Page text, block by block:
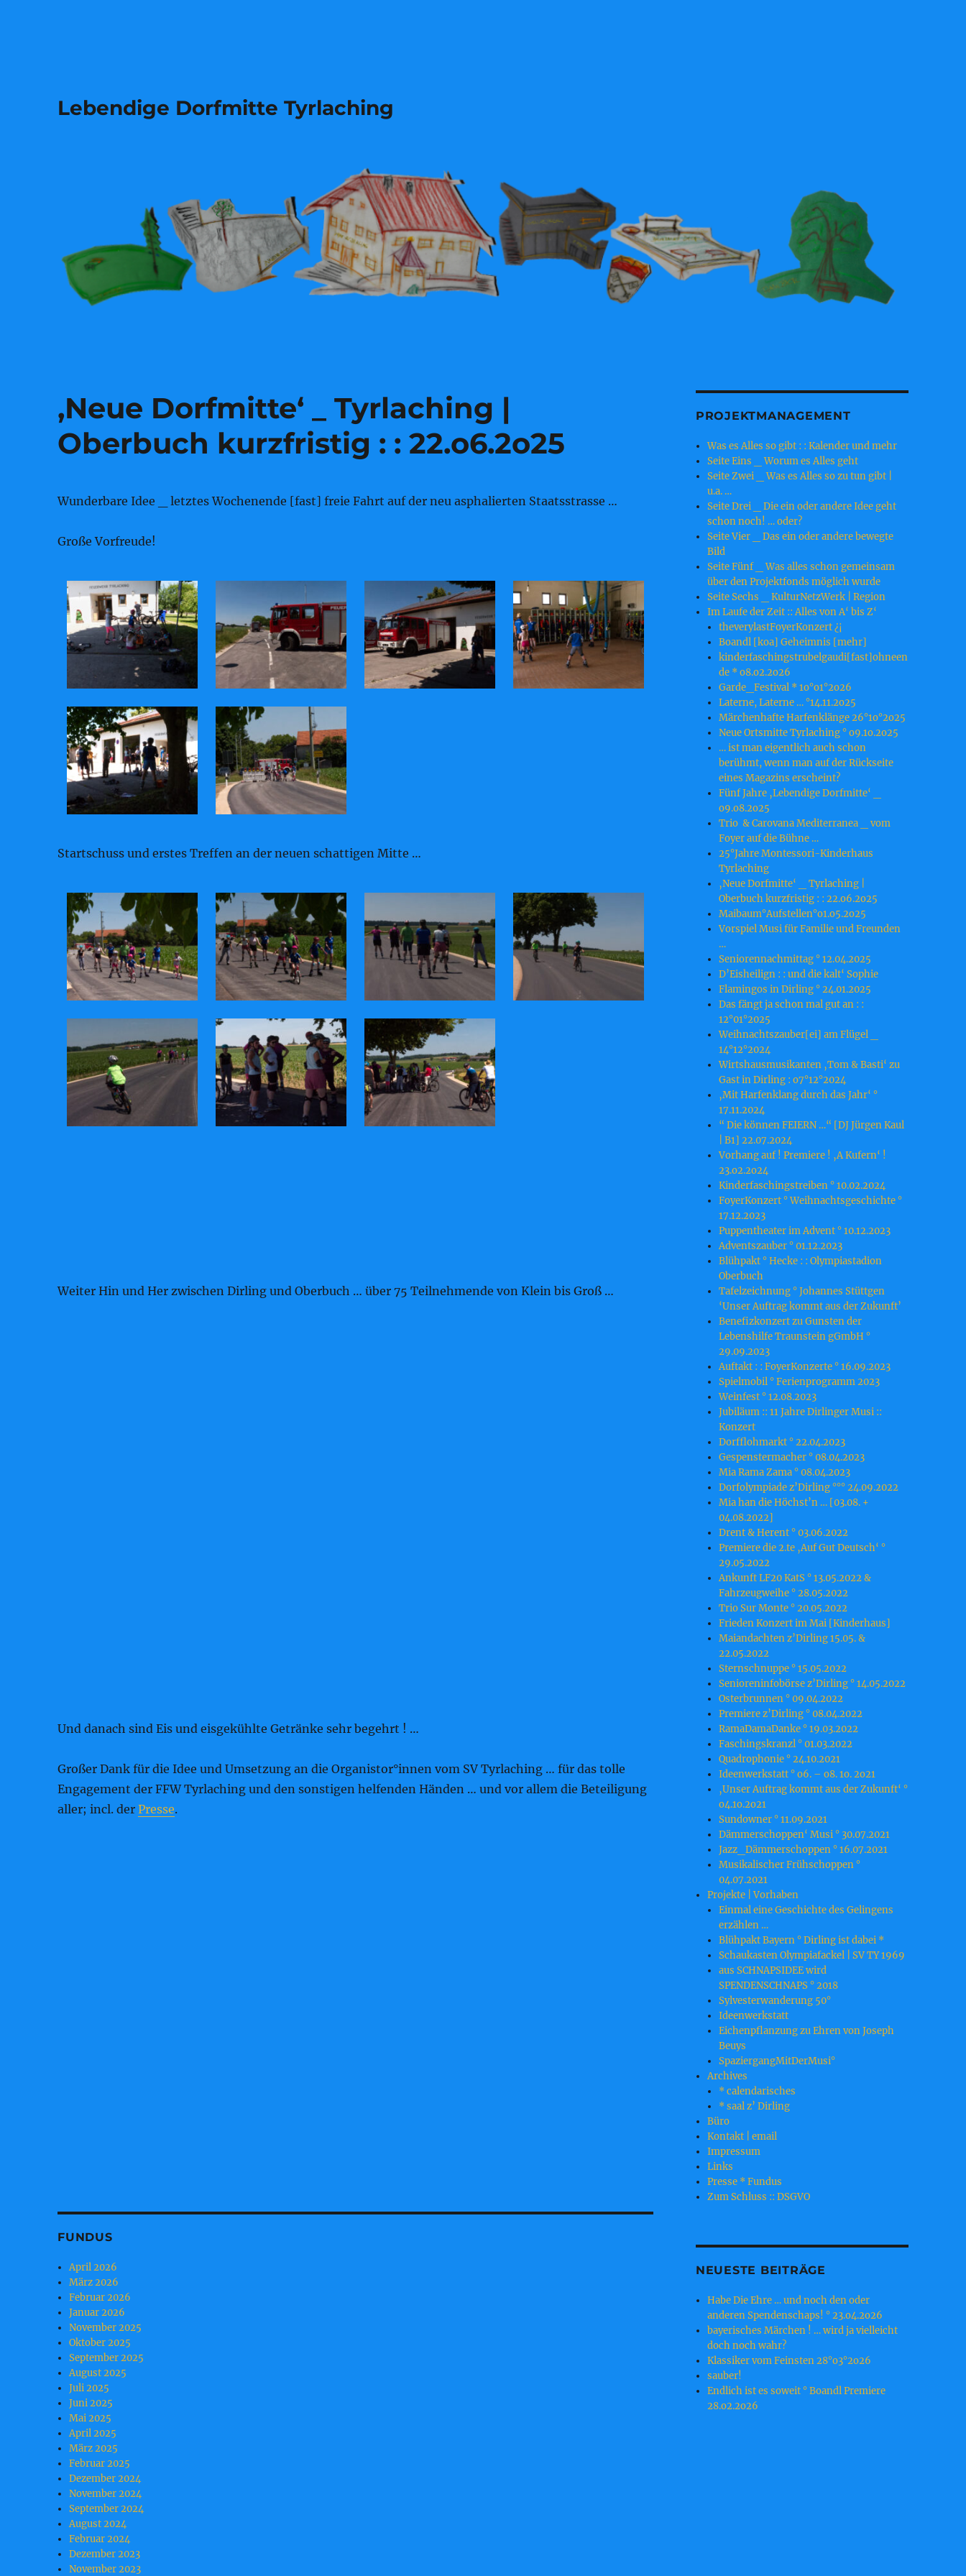
Lebendige Dorfmitte Tyrlaching
‚Neue Dorfmitte‘ _ Tyrlaching |
Oberbuch kurzfristig : : 22.o6.2o25
Wunderbare Idee _ letztes Wochenende [fast] freie Fahrt auf der neu asphalierten Staatsstrasse …
Große Vorfreude!
Startschuss und erstes Treffen an der neuen schattigen Mitte …
Weiter Hin und Her zwischen Dirling und Oberbuch … über 75 Teilnehmende von Klein bis Groß …
Und danach sind Eis und eisgekühlte Getränke sehr begehrt ! …
Großer Dank für die Idee und Umsetzung an die Organistor°innen vom SV Tyrlaching … für das tolle
Engagement der FFW Tyrlaching und den sonstigen helfenden Händen … und vor allem die Beteiligung
aller; incl. derPresse.
FUNDUS
April 2026
März 2026
Februar 2026
Januar 2026
November 2025
Oktober 2025
September 2025
August 2025
Juli 2025
Juni 2025
Mai 2025
April 2025
März 2025
Februar 2025
Dezember 2024
November 2024
September 2024
August 2024
Februar 2024
Dezember 2023
November 2023
PROJEKTMANAGEMENT
Was es Alles so gibt : : Kalender und mehr
Seite Eins _ Worum es Alles geht
Seite Zwei _ Was es Alles so zu tun gibt |
u.a. …
Seite Drei _ Die ein oder andere Idee geht
schon noch! … oder?
Seite Vier _ Das ein oder andere bewegte
Bild
Seite Fünf _ Was alles schon gemeinsam
über den Projektfonds möglich wurde
Seite Sechs _ KulturNetzWerk | Region
Im Laufe der Zeit :: Alles von A‘ bis Z‘
theverylastFoyerKonzert ¿¡
Boandl [koa] Geheimnis [mehr]
kinderfaschingstrubelgaudi[fast]ohneen
de * o8.o2.2o26
Garde_Festival * 1o°o1°2o26
Laterne, Laterne … °14.11.2o25
Märchenhafte Harfenklänge 26°1o°2o25
Neue Ortsmitte Tyrlaching ° o9.1o.2o25
… ist man eigentlich auch schon
berühmt, wenn man auf der Rückseite
eines Magazins erscheint?
Fünf Jahre ‚Lebendige Dorfmitte‘ _
o9.o8.2o25
Trio & Carovana Mediterranea _ vom
Foyer auf die Bühne …
25°Jahre Montessori-Kinderhaus
Tyrlaching
‚Neue Dorfmitte‘ _ Tyrlaching |
Oberbuch kurzfristig : : 22.o6.2o25
Maibaum°Aufstellen°o1.o5.2o25
Vorspiel Musi für Familie und Freunden
…
Seniorennachmittag ° 12.04.2025
D’Eisheilign : : und die kalt‘ Sophie
Flamingos in Dirling ° 24.01.2025
Das fängt ja schon mal gut an : :
12°01°2025
Weihnachtszauber[ei] am Flügel _
14°12°2024
Wirtshausmusikanten ‚Tom & Basti‘ zu
Gast in Dirling : o7°12°2024
‚Mit Harfenklang durch das Jahr‘ °
17.11.2024
“ Die können FEIERN …“ [DJ Jürgen Kaul
| B1] 22.07.2024
Vorhang auf ! Premiere ! ‚A Kufern‘ !
23.o2.2o24
Kinderfaschingstreiben ° 10.02.2024
FoyerKonzert ° Weihnachtsgeschichte °
17.12.2023
Puppentheater im Advent ° 10.12.2023
Adventszauber ° 01.12.2023
Blühpakt ° Hecke : : Olympiastadion
Oberbuch
Tafelzeichnung ° Johannes Stüttgen
‘Unser Auftrag kommt aus der Zukunft’
Benefizkonzert zu Gunsten der
Lebenshilfe Traunstein gGmbH °
29.09.2023
Auftakt : : FoyerKonzerte ° 16.09.2023
Spielmobil ° Ferienprogramm 2023
Weinfest ° 12.08.2023
Jubiläum :: 11 Jahre Dirlinger Musi ::
Konzert
Dorfflohmarkt ° 22.04.2023
Gespenstermacher ° 08.04.2023
Mia Rama Zama ° 08.04.2023
Dorfolympiade z’Dirling °°° 24.09.2022
Mia han die Höchst’n … [03.08. +
04.08.2022]
Drent & Herent ° 03.06.2022
Premiere die 2.te ‚Auf Gut Deutsch‘ °
29.05.2022
Ankunft LF20 KatS ° 13.05.2022 &
Fahrzeugweihe ° 28.05.2022
Trio Sur Monte ° 20.05.2022
Frieden Konzert im Mai [Kinderhaus]
Maiandachten z’Dirling 15.05. &
22.05.2022
Sternschnuppe ° 15.05.2022
Senioreninfobörse z’Dirling ° 14.05.2022
Osterbrunnen ° 09.04.2022
Premiere z’Dirling ° 08.04.2022
RamaDamaDanke ° 19.03.2022
Faschingskranzl ° 01.03.2022
Quadrophonie ° 24.10.2021
Ideenwerkstatt ° o6. – o8. 1o. 2o21
‚Unser Auftrag kommt aus der Zukunft‘ °
o4.1o.2o21
Sundowner ° 11.09.2021
Dämmerschoppen‘ Musi ° 30.07.2021
Jazz_Dämmerschoppen ° 16.07.2021
Musikalischer Frühschoppen °
04.07.2021
Projekte | Vorhaben
Einmal eine Geschichte des Gelingens
erzählen …
Blühpakt Bayern ° Dirling ist dabei *
Schaukasten Olympiafackel | SV TY 1969
aus SCHNAPSIDEE wird
SPENDENSCHNAPS ° 2018
Sylvesterwanderung 50°
Ideenwerkstatt
Eichenpflanzung zu Ehren von Joseph
Beuys
SpaziergangMitDerMusi°
Archives
* calendarisches
* saal z’ Dirling
Büro
Kontakt | email
Impressum
Links
Presse * Fundus
Zum Schluss :: DSGVO
NEUESTE BEITRÄGE
Habe Die Ehre … und noch den oder
anderen Spendenschaps! ° 23.o4.2o26
bayerisches Märchen ! … wird ja vielleicht
doch noch wahr?
Klassiker vom Feinsten 28°o3°2o26
sauber!
Endlich ist es soweit ° Boandl Premiere
28.o2.2o26